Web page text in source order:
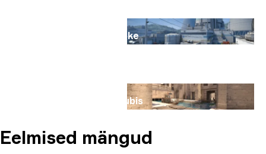
Nuke
Anubis
Eelmised mängud